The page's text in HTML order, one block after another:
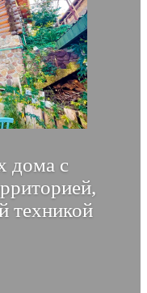
дома с
техникой